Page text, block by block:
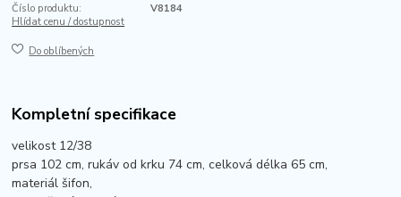
Číslo produktu:
V8184
Hlídat cenu / dostupnost
Do oblíbených
Kompletní specifikace
velikost 12/38
prsa 102 cm, rukáv od krku 74 cm, celková délka 65 cm,
materiál šifon,